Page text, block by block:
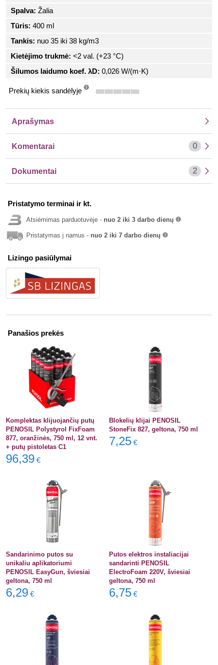
Spalva: Žalia
Tūris: 400 ml
Tankis: nuo 35 iki 38 kg/m3
Kietėjimo trukmė: <2 val. (+23 °C)
Šilumos laidumo koef. λD: 0,026 W/(m·K)
Prekių kiekis sandėlyje
Aprašymas
Komentarai 0
Dokumentai 2
Pristatymo terminai ir kt.
Atsiėmimas parduotuvėje - nuo 2 iki 3 darbo dienų
Pristatymas į namus - nuo 2 iki 7 darbo dienų
Lizingo pasiūlymai
Panašios prekės
Komplektas klijuojančių putų
PENOSIL Polystyrol FixFoam
877, oranžinės, 750 ml, 12 vnt.
+ putų pistoletas C1
96,39 €
Blokelių klijai PENOSIL
StoneFix 827, geltona, 750 ml
7,25 €
Sandarinimo putos su
unikaliu aplikatoriumi
PENOSIL EasyGun, šviesiai
geltona, 750 ml
6,29 €
Putos elektros instaliacijai
sandarinti PENOSIL
ElectroFoam 220V, šviesiai
geltona, 750 ml
6,75 €